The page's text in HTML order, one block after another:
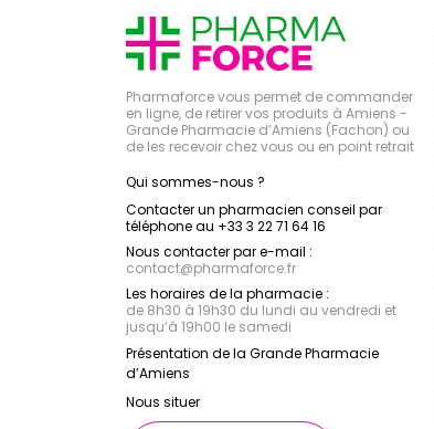
Pharmaforce vous permet de commander
en ligne, de retirer vos produits à Amiens -
Grande Pharmacie d’Amiens (Fachon) ou
de les recevoir chez vous ou en point retrait
Qui sommes-nous ?
Contacter un pharmacien conseil par
téléphone au +33 3 22 71 64 16
Nous contacter par e-mail :
contact@pharmaforce.fr
Les horaires de la pharmacie :
de 8h30 à 19h30 du lundi au vendredi et
jusqu’à 19h00 le samedi
Présentation de la Grande Pharmacie
d’Amiens
Nous situer